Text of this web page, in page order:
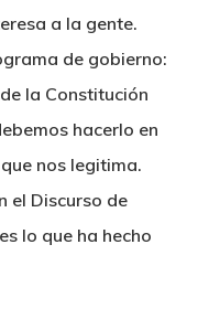
a la gente.
de gobierno:
la Constitución
hacerlo en
nos legitima.
el Discurso de
lo que ha hecho